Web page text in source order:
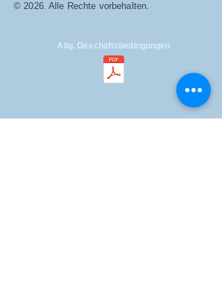
© 2026. Alle Rechte vorbehalten.
Allg. Geschäftsbedingungen